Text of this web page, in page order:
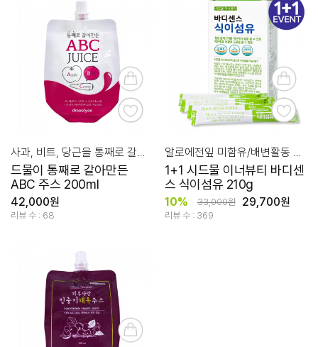
드물이 통째로 갈아만든
ABC 주스 200ml
42,000원
리뷰 수 : 68
1+1 시드물 이너뷰티 바디센
스 식이섬유 210g
10% 33,000원 29,700원
리뷰 수 : 369